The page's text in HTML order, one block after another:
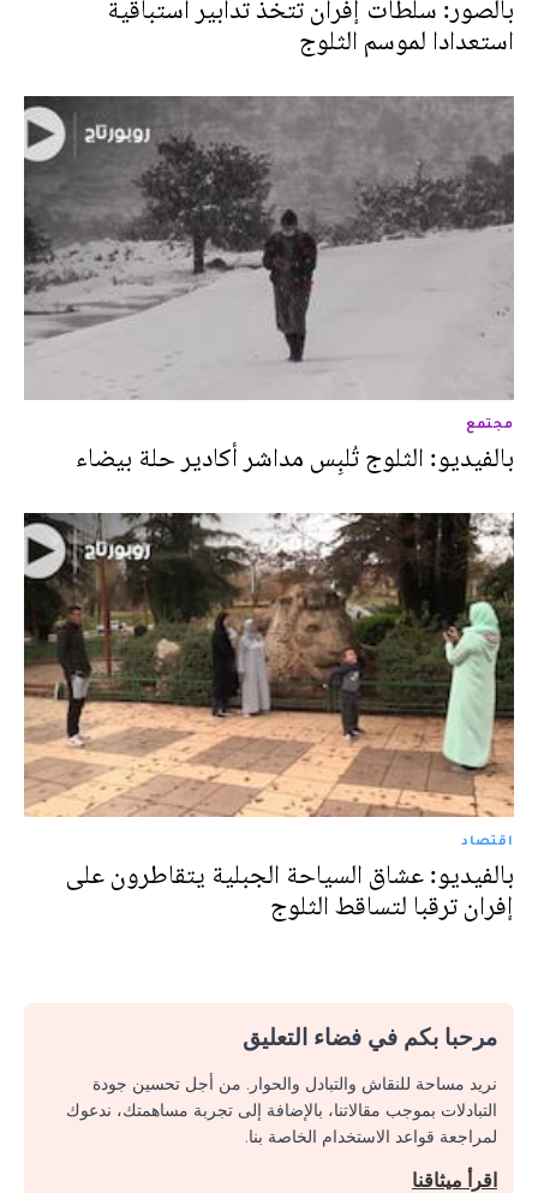
بالصور: سلطات إفران تتخذ تدابير استباقية
استعدادا لموسم الثلوج
مجتمع
بالفيديو: الثلوج تُلبِس مداشر أكادير حلة بيضاء
اقتصاد
بالفيديو: عشاق السياحة الجبلية يتقاطرون على
إفران ترقبا لتساقط الثلوج
مرحبا بكم في فضاء التعليق
نريد مساحة للنقاش والتبادل والحوار. من أجل تحسين جودة
التبادلات بموجب مقالاتنا، بالإضافة إلى تجربة مساهمتك، ندعوك
لمراجعة قواعد الاستخدام الخاصة بنا.
اقرأ ميثاقنا